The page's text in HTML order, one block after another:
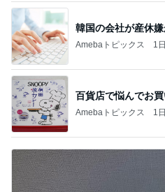
韓国の会社が産休
Amebaトピックス 1
百貨店で悩んでお
Amebaトピックス 1